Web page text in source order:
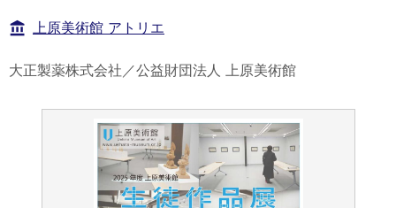
上原美術館 アトリエ
大正製薬株式会社／公益財団法人 上原美術館